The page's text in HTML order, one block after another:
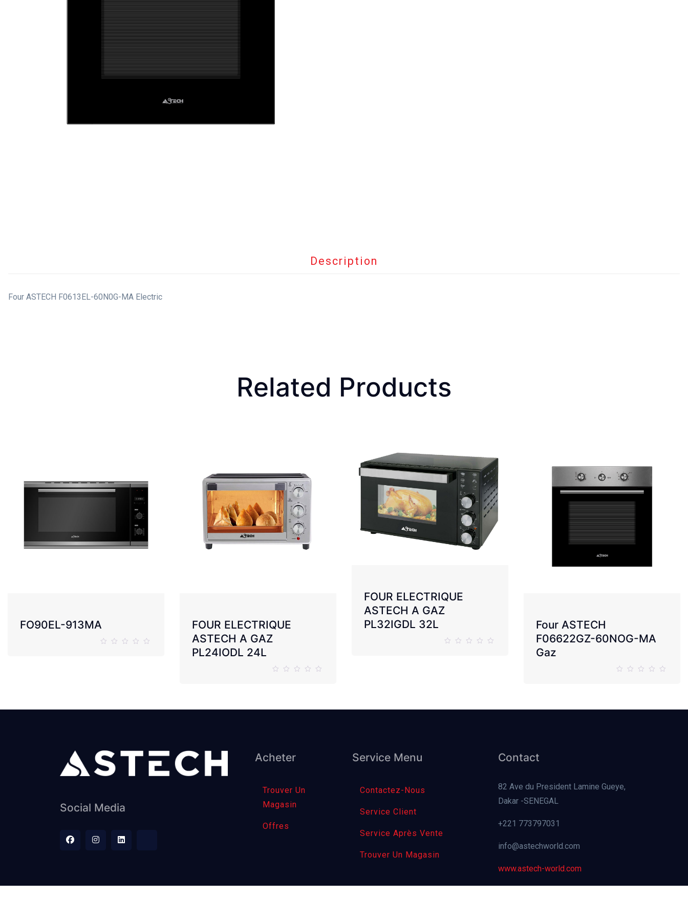
Description
Four ASTECH F0613EL-60N0G-MA Electric
Related Products
FO90EL-913MA
FOUR ELECTRIQUE
ASTECH A GAZ
PL24IODL 24L
FOUR ELECTRIQUE
ASTECH A GAZ
PL32IGDL 32L
Four ASTECH
F06622GZ-60NOG-MA
Gaz
Social Media
Acheter
Trouver Un
Magasin
Offres
Service Menu
Contactez-Nous
Service Client
Service Après Vente
Trouver Un Magasin
Contact
82 Ave du President Lamine Gueye,
Dakar -SENEGAL
+221 773797031
info@astechworld.com
www.astech-world.com